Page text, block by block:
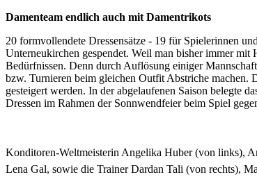
Damenteam endlich auch mit Damentrikots
20 formvollendete Dressensätze - 19 für Spielerinnen
Unterneukirchen gespendet. Weil man bisher immer mit
Bedürfnissen. Denn durch Auflösung einiger
bzw. Turnieren beim gleichen Outfit Abstriche machen.
gesteigert werden. In der abgelaufenen Saison belegte
Dressen im Rahmen der Sonnwendfeier beim Spiel
Konditoren-Weltmeisterin Angelika Huber (von links),
Lena Gal, sowie die Trainer Dardan Tali (von rechts),